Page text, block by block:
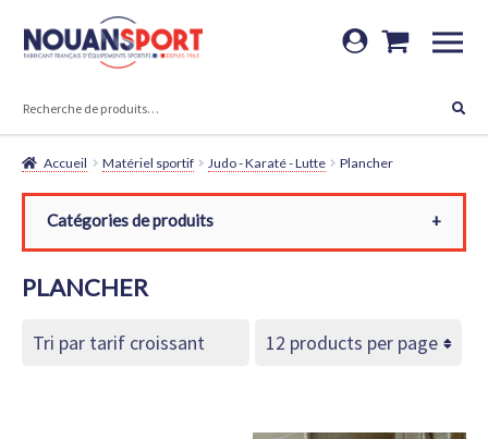
Aller
Aller
Accueil Matériel sportif Judo - Karaté - Lutte Plancher
PLANCHER
Catégories de produits
Matériel sportif
Judo - Karaté - Lutte